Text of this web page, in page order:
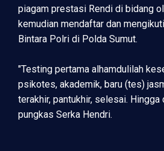
piagam prestasi Rendi di bidang
kemudian mendaftar dan
Bintara Polri di Polda Sumut.
"Testing pertama alhamdulilah
psikotes, akademik, baru (tes)
terakhir, pantukhir, selesai. Hingga
pungkas Serka Hendri.